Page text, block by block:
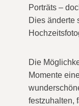
Porträts –
Dies änderte
Die
Momente
festzuhalten,